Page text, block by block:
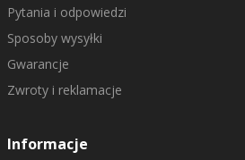
Pytania i odpowiedzi
Sposoby wysyłki
Gwarancje
Zwroty i reklamacje
Informacje